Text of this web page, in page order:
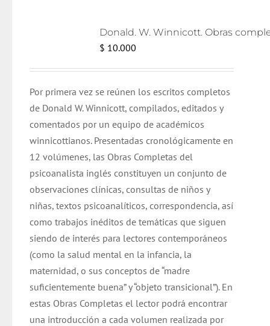
$ 10.000
Por primera vez se reúnen los escritos completos
de Donald W. Winnicott, compilados, editados y
comentados por un equipo de académicos
winnicottianos. Presentadas cronológicamente en
12 volúmenes, las Obras Completas del
psicoanalista inglés constituyen un conjunto de
observaciones clínicas, consultas de niños y
niñas, textos psicoanalíticos, correspondencia, así
como trabajos inéditos de temáticas que siguen
siendo de interés para lectores contemporáneos
(como la salud mental en la infancia, la
maternidad, o sus conceptos de “madre
suficientemente buena” y “objeto transicional”). En
estas Obras Completas el lector podrá encontrar
una introducción a cada volumen realizada por